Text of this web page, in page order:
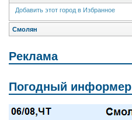
Добавить этот город в Избранное
Смолян
Реклама
Погодный информер